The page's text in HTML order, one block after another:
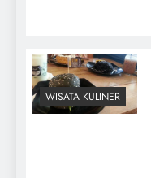
WISATA KULINER